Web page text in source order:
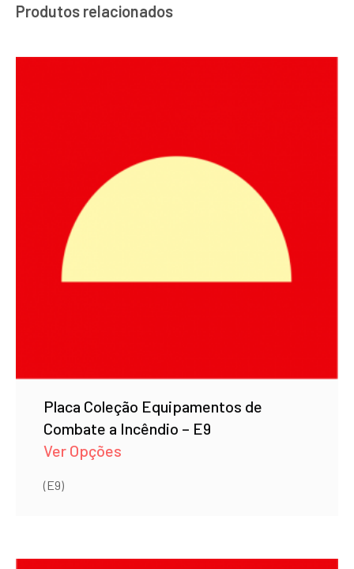
Produtos relacionados
Placa Coleção Equipamentos de
Combate a Incêndio – E9
Ver Opções
(E9)